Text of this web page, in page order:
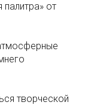
от
творческой